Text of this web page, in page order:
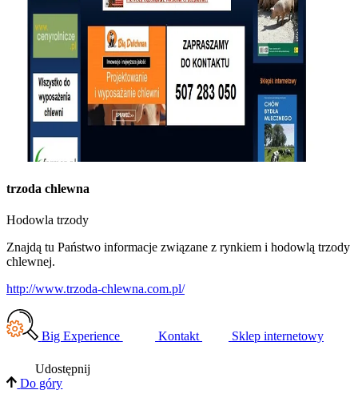
trzoda chlewna
Hodowla trzody
Znajdą tu Państwo informacje związane z rynkiem i hodowlą trzody
chlewnej.
http://www.trzoda-chlewna.com.pl/
Big Experience Kontakt Sklep internetowy
Udostępnij
Do góry